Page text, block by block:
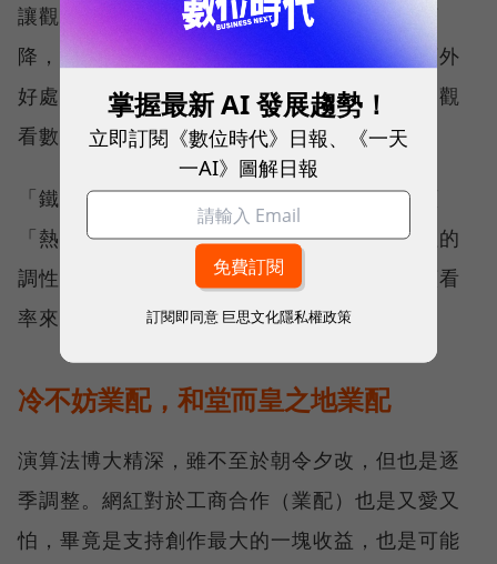
讓觀眾在早期跳走不看，長點擊數量占比會下
降，傷害觸及也會傷害續看率。長點擊多的額外
好處，是有機會上「熱門影片」讓品牌多賺到觀
看數，但上了熱門影片，續看率反而下降了？
「鐵粉」結構高的網紅續看率自然高，從首頁
「熱門影片」點進來的受眾，不見得買單網紅的
調性，續看率很可能會下降，如果是以整體續看
率來做KPI，不是反而達不成了？
冷不妨業配，和堂而皇之地業配
演算法博大精深，雖不至於朝令夕改，但也是逐
季調整。網紅對於工商合作（業配）也是又愛又
怕，畢竟是支持創作最大的一塊收益，也是可能
掌握最新 AI 發展趨勢！
立即訂閱《數位時代》日報、《一天
一AI》圖解日報
訂閱即同意 巨思文化隱私權政策